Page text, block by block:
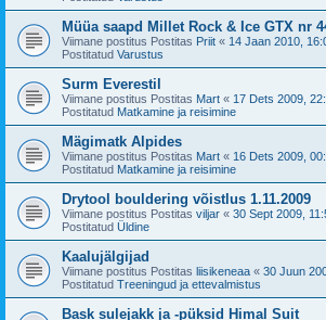
Müüa saapd Millet Rock & Ice GTX nr
Viimane postitus Postitas Priit « 14 Jaan 2010,
Postitatud Varustus
Surm Everestil
Viimane postitus Postitas Mart « 17 Dets 2009,
Postitatud Matkamine ja reisimine
Mägimatk Alpides
Viimane postitus Postitas Mart « 16 Dets 2009,
Postitatud Matkamine ja reisimine
Drytool bouldering võistlus 1.11.2009
Viimane postitus Postitas viljar « 30 Sept 2009,
Postitatud Üldine
Kaalujälgijad
Viimane postitus Postitas liisikeneaa « 30 Juun
Postitatud Treeningud ja ettevalmistus
Bask sulejakk ja -püksid Himal Suit